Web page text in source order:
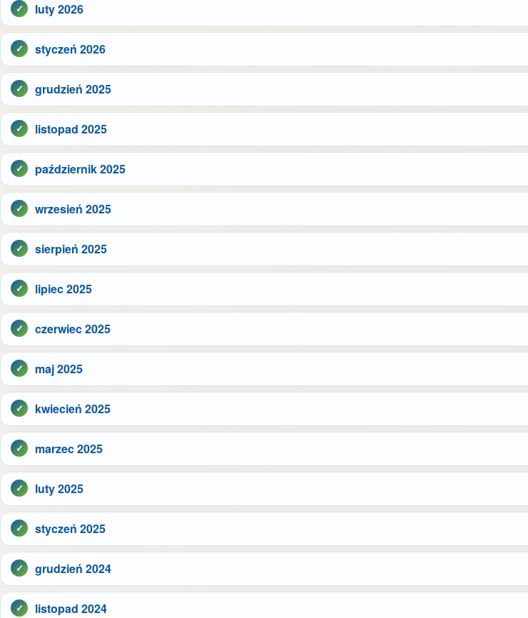
luty 2026
styczeń 2026
grudzień 2025
listopad 2025
październik 2025
wrzesień 2025
sierpień 2025
lipiec 2025
czerwiec 2025
maj 2025
kwiecień 2025
marzec 2025
luty 2025
styczeń 2025
grudzień 2024
listopad 2024